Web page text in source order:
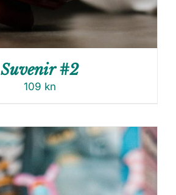
Suvenir #2
109 kn